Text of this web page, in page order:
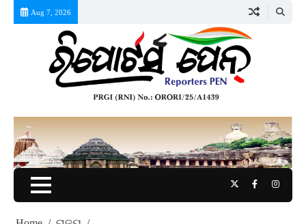
Aug 7, 2026
TwitterFacebook